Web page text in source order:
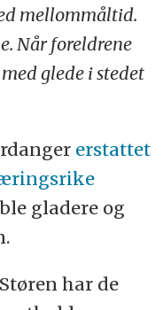
mellommåltid.
Når foreldrene
glede i stedet
erstattet
gladere og
har de